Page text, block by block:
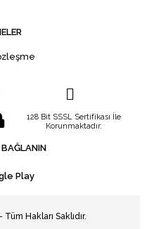
128 Bit SSSL Sertifikası İle
Korunmaktadır.
Play
Hakları Saklıdır.